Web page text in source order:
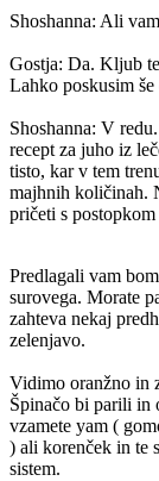
Shoshanna: Ali
Gostja: Da. Kljub
Lahko poskusim še
Shoshanna: V
recept za juho iz
tisto, kar v tem
majhnih količinah.
pričeti s
Predlagali vam
surovega. Morate
zahteva nekaj
zelenjavo.
Vidimo oranžno in
Špinačo bi parili in
vzamete yam (
) ali korenček in te
sistem.